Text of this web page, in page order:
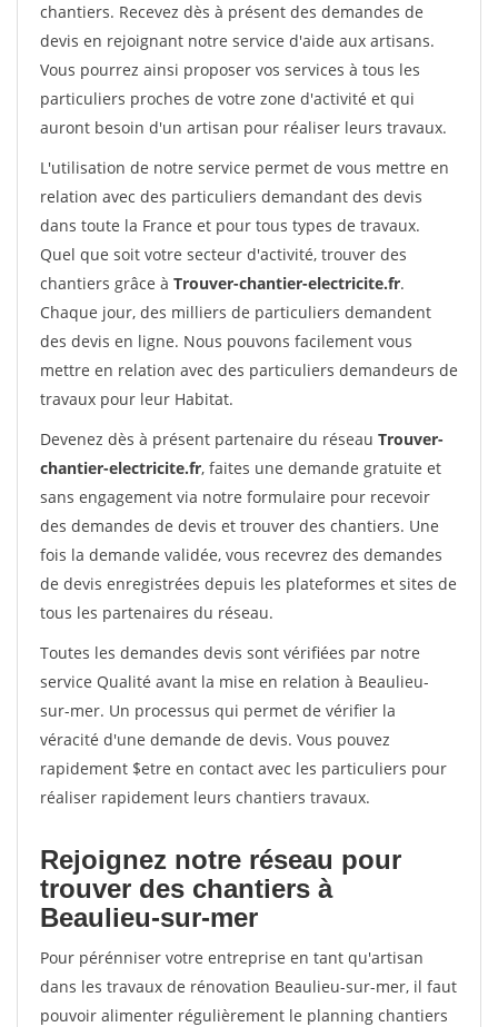
chantiers. Recevez dès à présent des demandes de
devis en rejoignant notre service d'aide aux artisans.
Vous pourrez ainsi proposer vos services à tous les
particuliers proches de votre zone d'activité et qui
auront besoin d'un artisan pour réaliser leurs travaux.
L'utilisation de notre service permet de vous mettre en
relation avec des particuliers demandant des devis
dans toute la France et pour tous types de travaux.
Quel que soit votre secteur d'activité, trouver des
chantiers grâce à Trouver-chantier-electricite.fr.
Chaque jour, des milliers de particuliers demandent
des devis en ligne. Nous pouvons facilement vous
mettre en relation avec des particuliers demandeurs de
travaux pour leur Habitat.
Devenez dès à présent partenaire du réseau Trouver-
chantier-electricite.fr, faites une demande gratuite et
sans engagement via notre formulaire pour recevoir
des demandes de devis et trouver des chantiers. Une
fois la demande validée, vous recevrez des demandes
de devis enregistrées depuis les plateformes et sites de
tous les partenaires du réseau.
Toutes les demandes devis sont vérifiées par notre
service Qualité avant la mise en relation à Beaulieu-
sur-mer. Un processus qui permet de vérifier la
véracité d'une demande de devis. Vous pouvez
rapidement $etre en contact avec les particuliers pour
réaliser rapidement leurs chantiers travaux.
Rejoignez notre réseau pour
trouver des chantiers à
Beaulieu-sur-mer
Pour pérénniser votre entreprise en tant qu'artisan
dans les travaux de rénovation Beaulieu-sur-mer, il faut
pouvoir alimenter régulièrement le planning chantiers